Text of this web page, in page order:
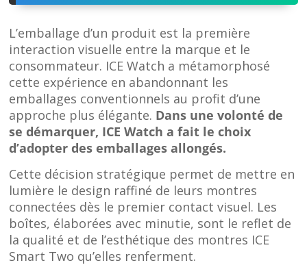
L’emballage d’un produit est la première
interaction visuelle entre la marque et le
consommateur. ICE Watch a métamorphosé
cette expérience en abandonnant les
emballages conventionnels au profit d’une
approche plus élégante. Dans une volonté de
se démarquer, ICE Watch a fait le choix
d’adopter des emballages allongés.
Cette décision stratégique permet de mettre en
lumière le design raffiné de leurs montres
connectées dès le premier contact visuel. Les
boîtes, élaborées avec minutie, sont le reflet de
la qualité et de l’esthétique des montres ICE
Smart Two qu’elles renferment.